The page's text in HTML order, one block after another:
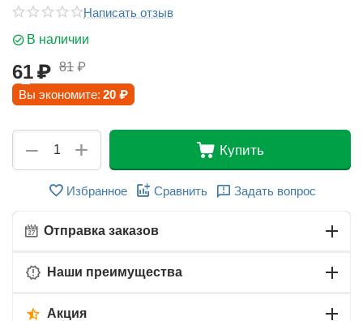
Написать отзыв
В наличии
61₽ 81 ₽
Вы экономите: 20 ₽
+
− Купить
Избранное Сравнить Задать вопрос
Отправка заказов
Наши преимущества
Акция